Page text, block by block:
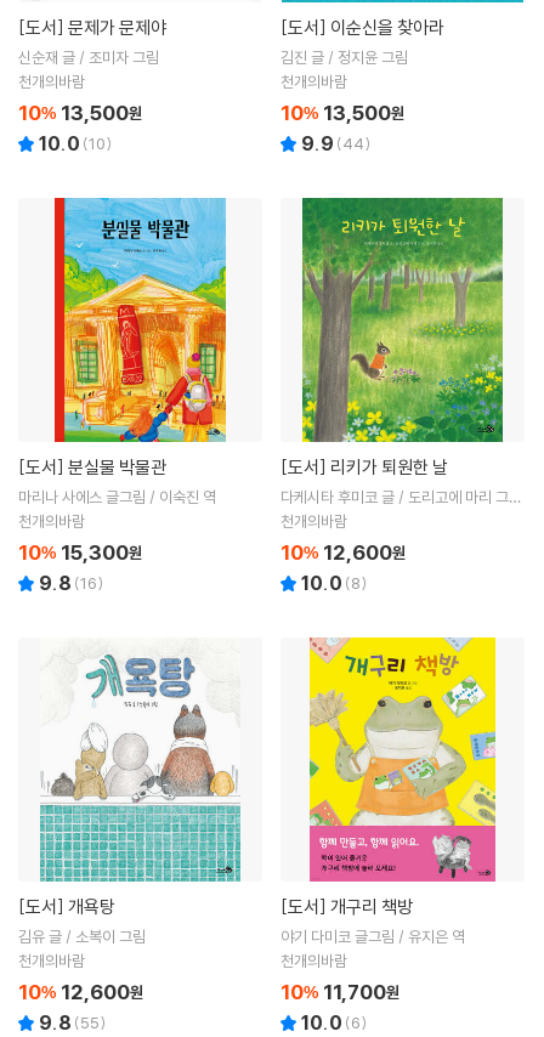
[도서] 문제가 문제야
신순재 글 / 조미자 그림
천개의바람
10% 13,500원
10.0 (10)
[도서] 이순신을 찾아라
김진 글 / 정지윤 그림
천개의바람
10% 13,500원
9.9 (44)
[도서] 분실물 박물관
마리나 사에스 글그림 / 이숙진 역
천개의바람
10% 15,300원
9.8 (16)
[도서] 리키가 퇴원한 날
다케시타 후미코 글 / 도리고에 마리 그림
/ 유지은 역
천개의바람
10% 12,600원
10.0 (8)
[도서] 개욕탕
김유 글 / 소복이 그림
천개의바람
10% 12,600원
9.8 (55)
[도서] 개구리 책방
야기 다미코 글그림 / 유지은 역
천개의바람
10% 11,700원
10.0 (6)